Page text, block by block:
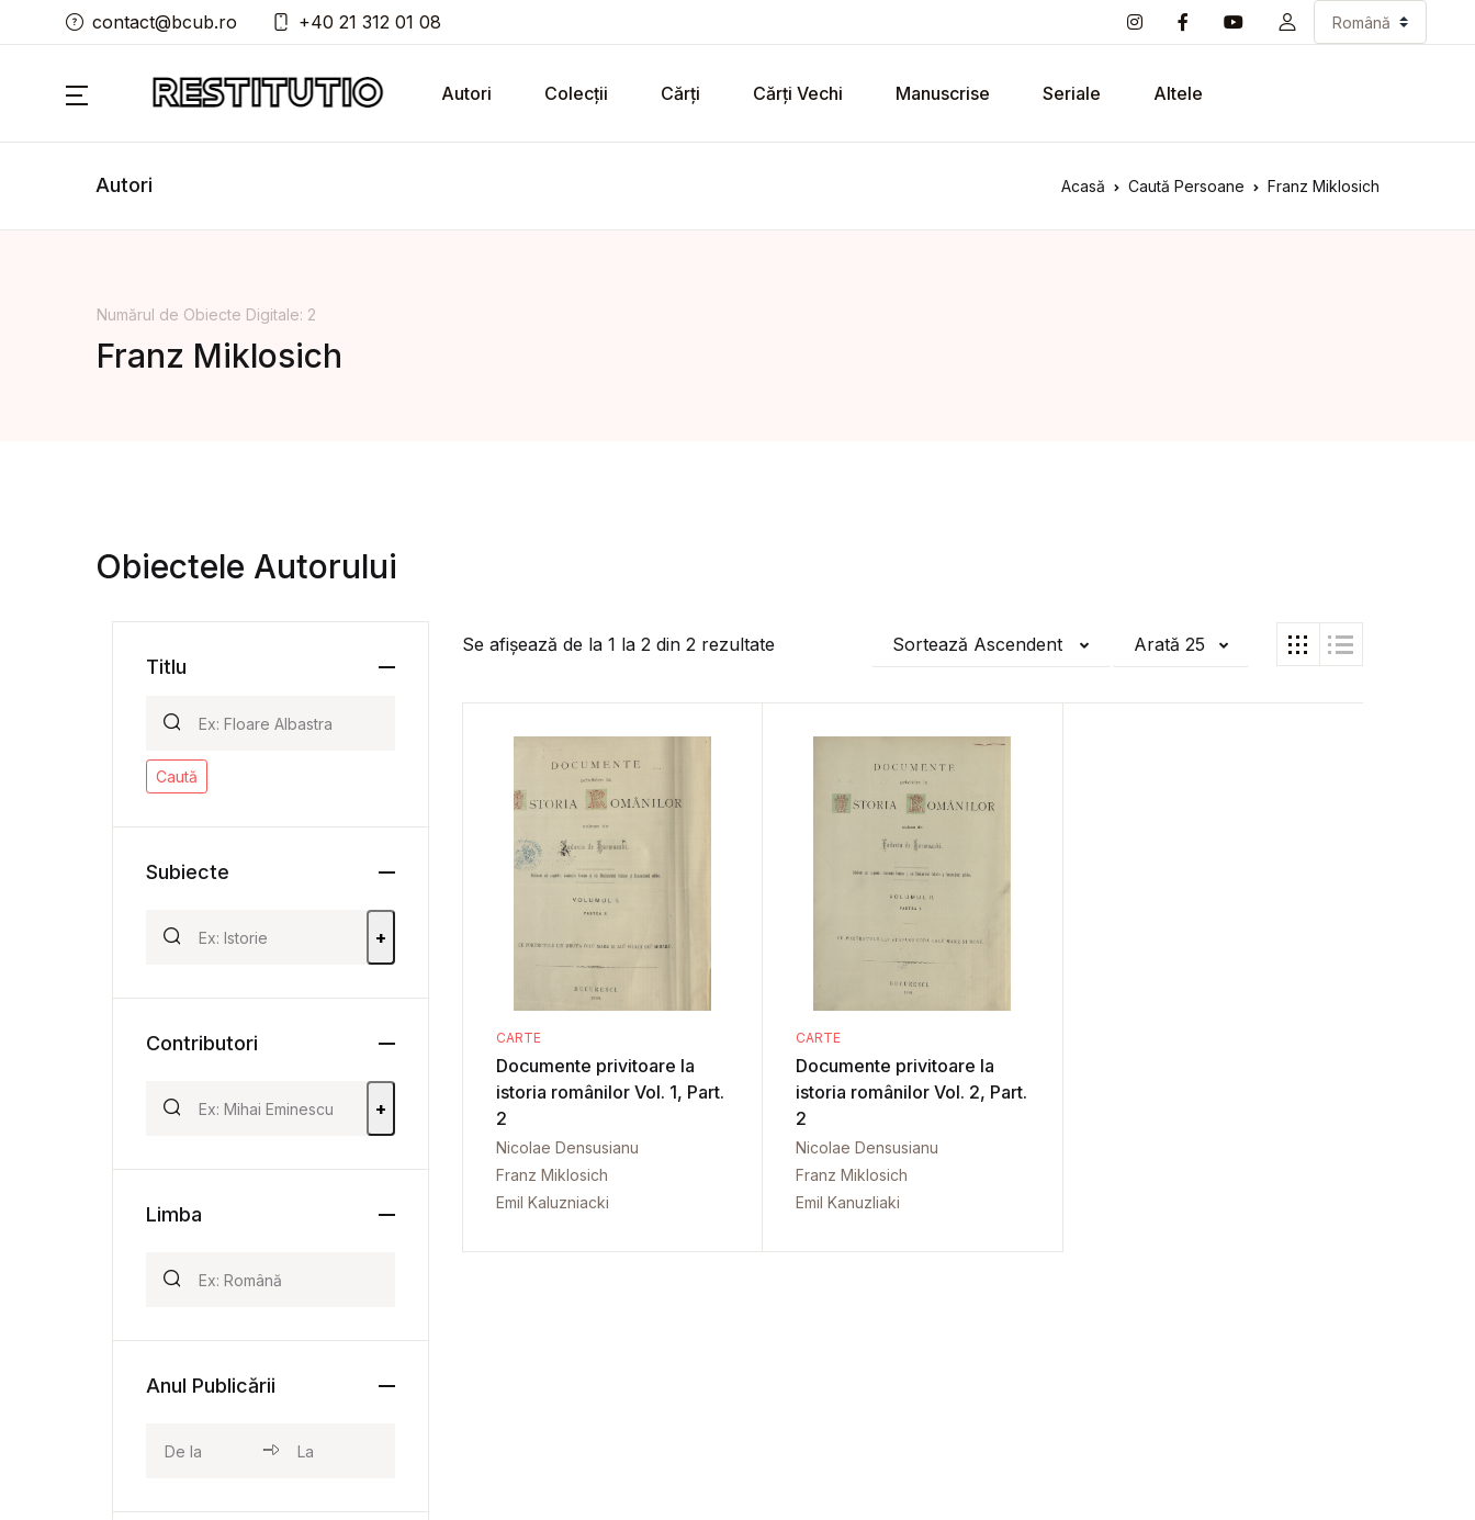
contact@bcub.ro +40 21 312 01 08
Autori Colecții Cărți Cărți Vechi Manuscrise Seriale Altele
Autori Acasă Caută Persoane Franz Miklosich
Numărul de Obiecte Digitale: 2
Franz Miklosich
Obiectele Autorului
Se afișează de la 1 la 2din 2rezultate Sortează Ascendent Arată 25
CARTE
Documente privitoare la
istoria românilor Vol. 1, Part.
2
Nicolae Densusianu
Franz Miklosich
Emil Kaluzniacki
CARTE
Documente privitoare la
istoria românilor Vol. 2, Part.
2
Nicolae Densusianu
Franz Miklosich
Emil Kanuzliaki
Titlu
Caută
Subiecte
+
Contributori
+
Limba
Anul Publicării